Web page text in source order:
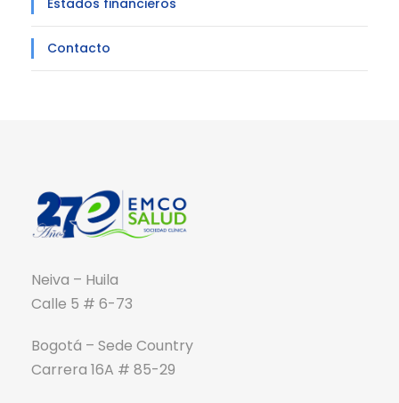
Estados financieros
Contacto
Neiva – Huila
Calle 5 # 6-73
Bogotá – Sede Country
Carrera 16A # 85-29